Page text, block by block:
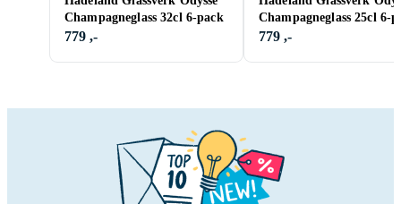
Champagneglass 32cl 6-pack
779 ,-
Champagneglass 25cl 6-
779 ,-